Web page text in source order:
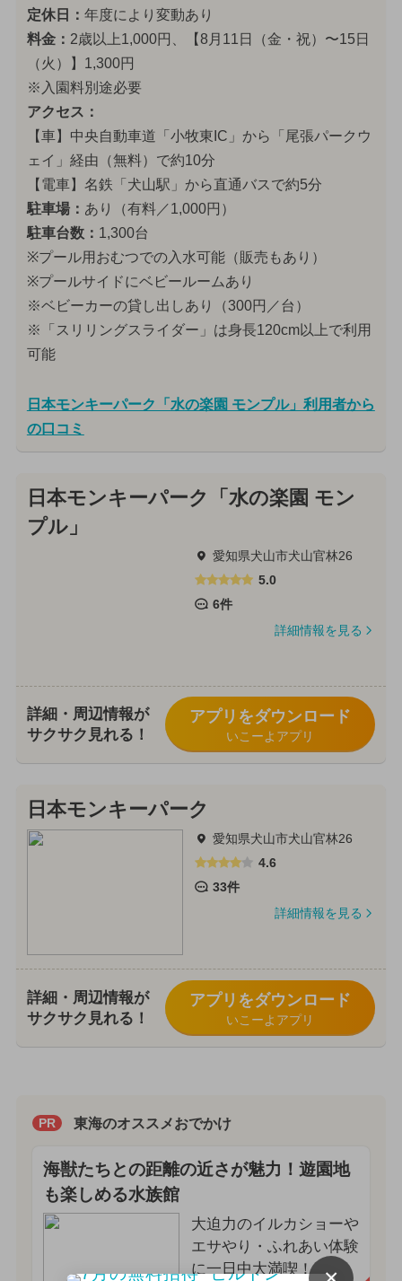
定休日： 年度により変動あり
料金： 2歳以上1,000円、【8月11日（金・祝）〜15日
（火）】1,300円
※入園料別途必要
アクセス：
【車】中央自動車道「小牧東IC」から「尾張パークウ
ェイ」経由（無料）で約10分
【電車】名鉄「犬山駅」から直通バスで約5分
駐車場： あり（有料／1,000円）
駐車台数： 1,300台
※プール用おむつでの入水可能（販売もあり）
※プールサイドにベビールームあり
※ベビーカーの貸し出しあり（300円／台）
※「スリリングスライダー」は身長120cm以上で利用
可能
日本モンキーパーク「水の楽園 モンプル」利用者から
の口コミ
日本モンキーパーク「水の楽園 モン
プル」
愛知県犬山市犬山官林26
5.0
6件
詳細情報を見る
詳細・周辺情報が
サクサク見れる！
アプリをダウンロード
いこーよアプリ
日本モンキーパーク
愛知県犬山市犬山官林26
4.6
33件
詳細情報を見る
詳細・周辺情報が
サクサク見れる！
アプリをダウンロード
いこーよアプリ
PR 東海のオススメおでかけ
海獣たちとの距離の近さが魅力！遊園地
も楽しめる水族館
大迫力のイルカショーや
エサやり・ふれあい体験
に一日中大満喫！